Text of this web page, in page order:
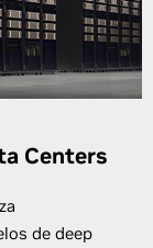
Centers
de deep